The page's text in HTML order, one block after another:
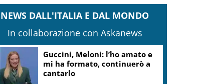
NEWS DALL'ITALIA E DAL MONDO
In collaborazione con Askanews
Guccini, Meloni: l’ho amato e
mi ha formato, continuerò a
cantarlo